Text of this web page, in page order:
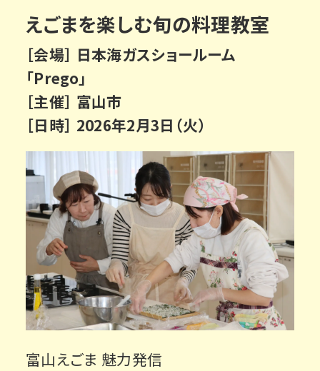
えごまを楽しむ旬の料理教室
［会場］ 日本海ガスショールーム
「Prego」
［主催］ 富山市
［日時］ 2026年2月3日（火）
富山えごま 魅力発信